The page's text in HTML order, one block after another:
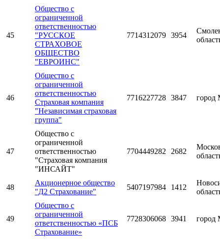
45
Общество с
ограниченной
ответственностью
"РУССКОЕ
СТРАХОВОЕ
ОБЩЕСТВО
"ЕВРОИНС"
7714312079 3954
46
Общество с
ограниченной
ответственностью
Страховая компания
"Независимая страховая
группа"
7716227728 3847 город
47
Общество с
ограниченной
ответственностью
"Страховая компания
"ИНСАЙТ"
7704449282 2682
48
Акционерное общество
"Д2 Страхование"
5407197984 1412
49
Общество с
ограниченной
ответственностью «ПСБ
Страхование»
7728306068 3941 город